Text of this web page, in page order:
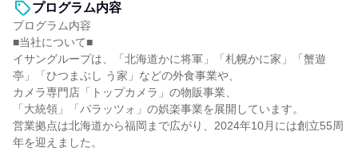
プログラム内容
プログラム内容
■当社について■
イサングループは、「北海道かに将軍」「札幌かに家」「蟹遊
亭」「ひつまぶし う家」などの外食事業や、
カメラ専門店「トップカメラ」の物販事業、
「大統領」「パラッツォ」の娯楽事業を展開しています。
営業拠点は北海道から福岡まで広がり、2024年10月には創立55周
年を迎えました。